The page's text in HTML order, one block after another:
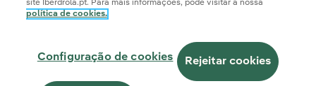
Política de PrivacidadeConfiguração de Cookies
Canal de DenúnciasAcessibilidade Segurança da informação
Iberdrola.com
site Iberdrola.pt. Para mais informações, pode visitar a nossa
política de cookies.
Configuração de cookies Rejeitar cookies